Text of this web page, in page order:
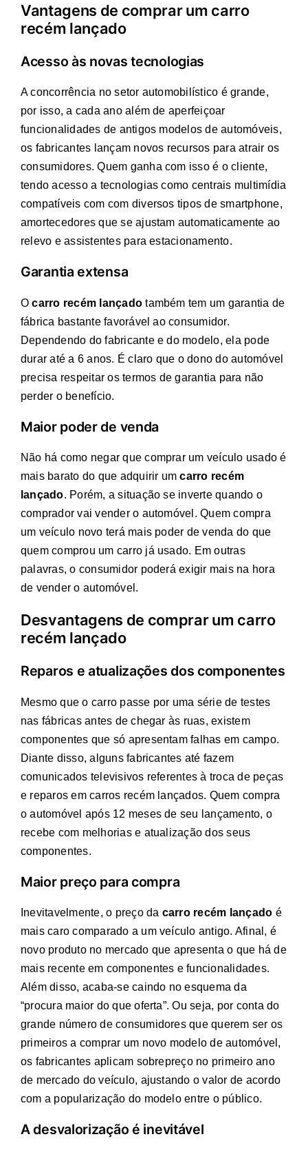
Vantagens de comprar um carro
recém lançado
Acesso às novas tecnologias
A concorrência no setor automobilístico é grande,
por isso, a cada ano além de aperfeiçoar
funcionalidades de antigos modelos de automóveis,
os fabricantes lançam novos recursos para atrair os
consumidores. Quem ganha com isso é o cliente,
tendo acesso a tecnologias como centrais multimídia
compatíveis com com diversos tipos de smartphone,
amortecedores que se ajustam automaticamente ao
relevo e assistentes para estacionamento.
Garantia extensa
Ocarro recém lançado também tem um garantia de
fábrica bastante favorável ao consumidor.
Dependendo do fabricante e do modelo, ela pode
durar até a 6 anos. É claro que o dono do automóvel
precisa respeitar os termos de garantia para não
perder o benefício.
Maior poder de venda
Não há como negar que comprar um veículo usado é
mais barato do que adquirir umcarro recém
lançado. Porém, a situação se inverte quando o
comprador vai vender o automóvel. Quem compra
um veículo novo terá mais poder de venda do que
quem comprou um carro já usado. Em outras
palavras, o consumidor poderá exigir mais na hora
de vender o automóvel.
Desvantagens de comprar um carro
recém lançado
Reparos e atualizações dos componentes
Mesmo que o carro passe por uma série de testes
nas fábricas antes de chegar às ruas, existem
componentes que só apresentam falhas em campo.
Diante disso, alguns fabricantes até fazem
comunicados televisivos referentes à troca de peças
e reparos em carros recém lançados. Quem compra
o automóvel após 12 meses de seu lançamento, o
recebe com melhorias e atualização dos seus
componentes.
Maior preço para compra
Inevitavelmente, o preço da carro recém lançado é
mais caro comparado a um veículo antigo. Afinal, é
novo produto no mercado que apresenta o que há de
mais recente em componentes e funcionalidades.
Além disso, acaba-se caindo no esquema da
“procura maior do que oferta”. Ou seja, por conta do
grande número de consumidores que querem ser os
primeiros a comprar um novo modelo de automóvel,
os fabricantes aplicam sobrepreço no primeiro ano
de mercado do veículo, ajustando o valor de acordo
com a popularização do modelo entre o público.
A desvalorização é inevitável